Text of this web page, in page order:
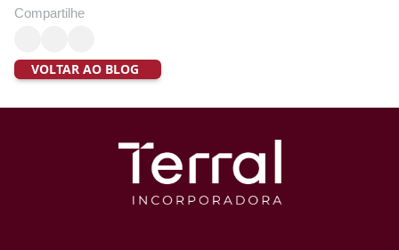
Compartilhe
VOLTAR AO BLOG